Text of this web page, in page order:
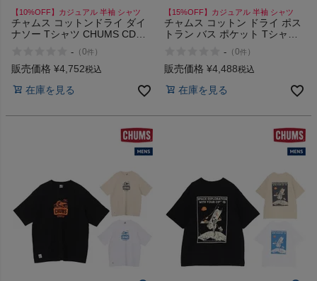
メンズカジュアルウェア
レディーススポーツウェア
もっと見る
【10%OFF】カジュアル 半袖 シャツ
チャムス コットンドライ ダイ
ナソー Tシャツ CHUMS CD
- （0件 ）
販売価格 ¥4,752税込
在庫を見る
【15%OFF】カジュアル 半袖 シャツ
チャムス コットン ドライ ポス
トラン バス ポケット Tシャツ
Pocket T-Shirt- （0件 ）
販売価格 ¥4,488税込
在庫を見る